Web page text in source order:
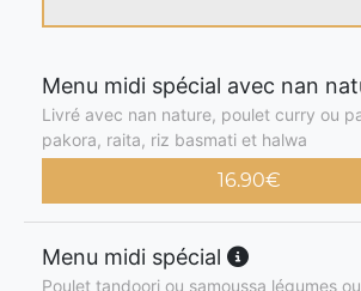
Menu midi spécial avec nan
Livré avec nan nature, poulet curry ou
pakora, raita, riz basmati et halwa
16.90€
Menu midi spécial
Poulet tandoori ou samoussa légumes